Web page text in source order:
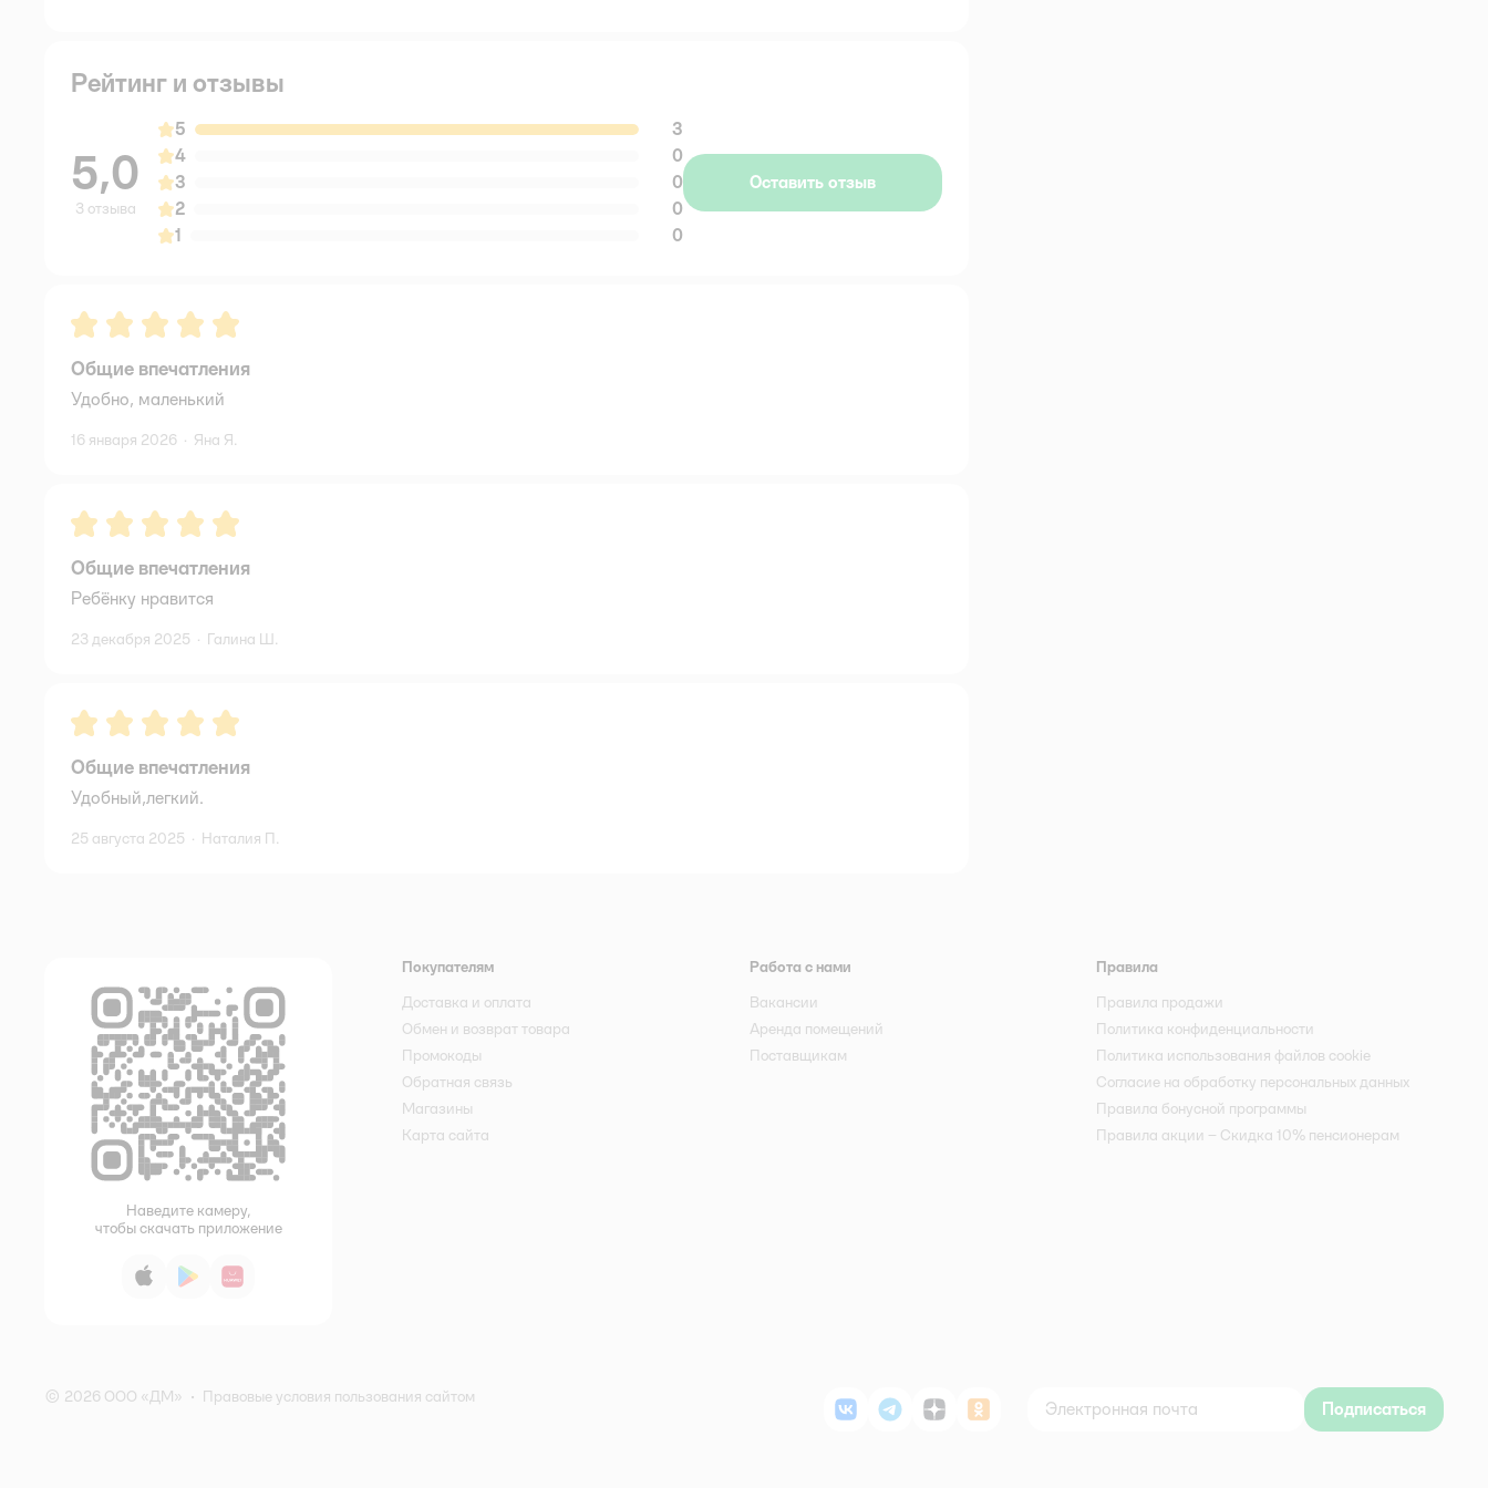
Рейтинг и отзывы
5,0
3 отзыва
5
3
4
0
3
0
2
0
1
0
Оставить отзыв
Рейтинг:5
Общие впечатления
Удобно, маленький
16 января 2026 · Яна Я.
Рейтинг:5
Общие впечатления
Ребёнку нравится
23 декабря 2025 · Галина Ш.
Рейтинг:5
Общие впечатления
Удобный,легкий.
25 августа 2025 · Наталия П.
Наведите камеру,
чтобы скачать приложение
App StoreGoogle PlayAppGallery
Покупателям
Доставка и оплата
Обмен и возврат товара
Промокоды
Обратная связь
Магазины
Карта сайта
Работа с нами
Вакансии
Аренда помещений
Поставщикам
Правила
Правила продажи
Политика конфиденциальности
Политика использования файлов cookie
Согласие на обработку персональных данных
Правила бонусной программы
Правила акции – Скидка 10% пенсионерам
© 2026 ООО «ДМ» • Правовые условия пользования сайтом
ВКонтакте
TelegramДзен Одноклассники Подписаться